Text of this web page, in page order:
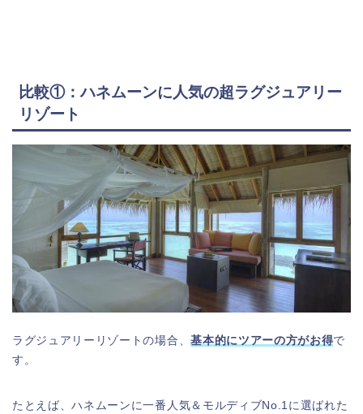
比較①：ハネムーンに人気の超ラグジュアリー
リゾート
ラグジュアリーリゾートの場合、基本的にツアーの方がお得で
す。
たとえば、ハネムーンに一番人気＆モルディブNo.1に選ばれた